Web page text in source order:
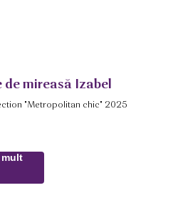
de mireasă Izabel
"Metropolitan chic" 2025
mult